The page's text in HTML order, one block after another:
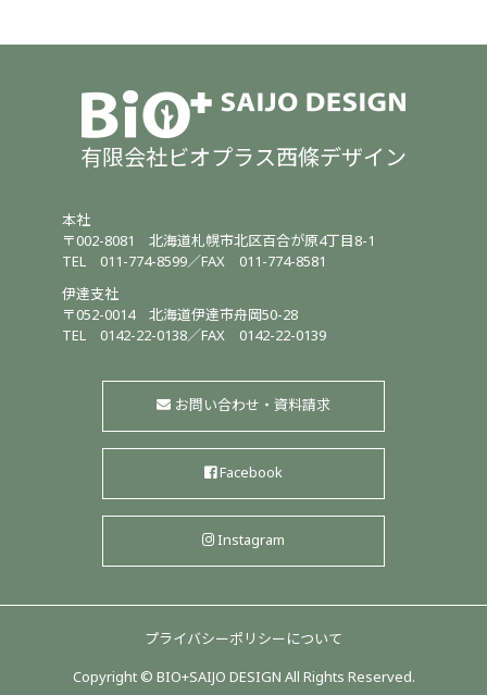
有限会社ビオプラス西條デザイン
本社
〒002-8081北海道札幌市北区百合が原4丁目8-1
TEL011-774-8599／FAX 011-774-8581
伊達支社
〒052-0014北海道伊達市舟岡50-28
TEL0142-22-0138／FAX 0142-22-0139
お問い合わせ・資料請求
Facebook
Instagram
プライバシーポリシーについて
Copyright © BIO+SAIJO DESIGN All Rights Reserved.